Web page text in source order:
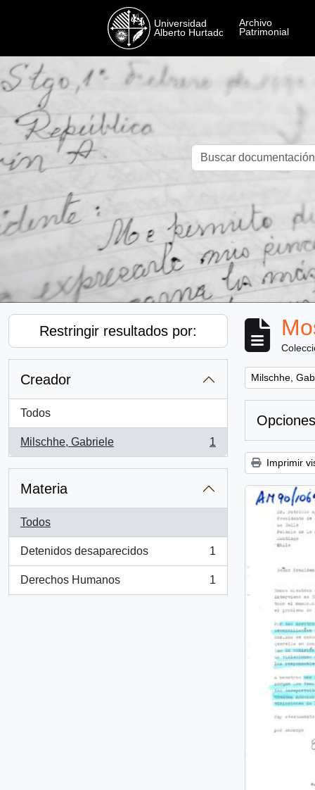
Restringir resultados por:
Creador
Todos
Milschhe, Gabriele
, 1 resultados
1
Materia
Todos
Detenidos desaparecidos
, 1 resultados
1
Derechos Humanos
, 1 resultados
1
Remove filter:
Milschhe,
Imprimir